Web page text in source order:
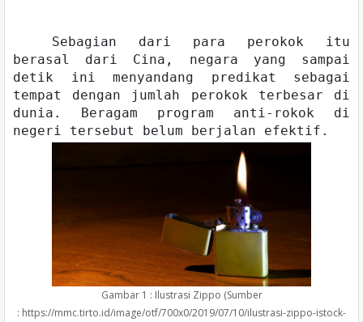
Sebagian dari para perokok itu
berasal dari Cina, negara yang sampai
detik ini menyandang predikat sebagai
tempat dengan jumlah perokok terbesar di
dunia. Beragam program anti-rokok di
negeri tersebut belum berjalan efektif.
Gambar 1 : Ilustrasi Zippo (Sumber
: https://mmc.tirto.id/image/otf/700x0/2019/07/10/ilustrasi-zippo-istock-